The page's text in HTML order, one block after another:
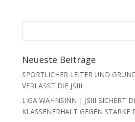
Neueste Beiträge
SPORTLICHER LEITER UND
VERLÄSST DIE JSIII
LIGA WAHNSINN | JSIII SICHERT
KLASSENERHALT GEGEN STARKE